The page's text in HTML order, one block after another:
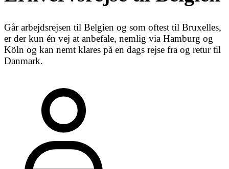
Går arbejdsrejsen til Belgien og som oftest til Bruxelles,
er der kun én vej at anbefale, nemlig via Hamburg og
Köln og kan nemt klares på en dags rejse fra og retur til
Danmark.